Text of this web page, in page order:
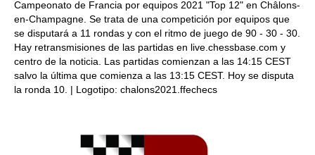
Campeonato de Francia por equipos 2021 "Top 12" en Châlons-
en-Champagne. Se trata de una competición por equipos que
se disputará a 11 rondas y con el ritmo de juego de 90 - 30 - 30.
Hay retransmisiones de las partidas en live.chessbase.com y
centro de la noticia. Las partidas comienzan a las 14:15 CEST
salvo la última que comienza a las 13:15 CEST. Hoy se disputa
la ronda 10. | Logotipo: chalons2021.ffechecs